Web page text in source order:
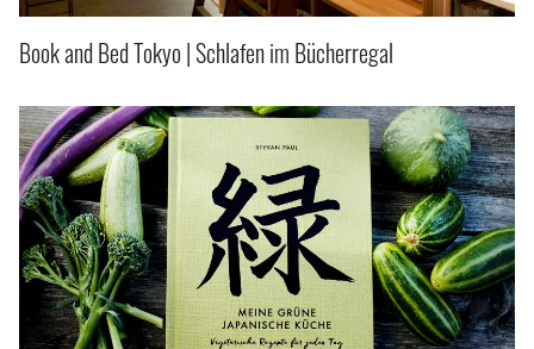
Book and Bed Tokyo | Schlafen im Bücherregal